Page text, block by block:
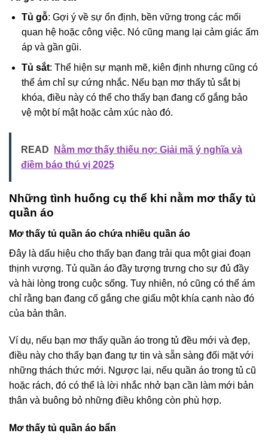
Tủ gỗ: Gợi ý về sự ổn định, bền vững trong các mối
quan hệ hoặc công việc. Nó cũng mang lại cảm giác ấm
áp và gần gũi.
Tủ sắt: Thể hiện sự mạnh mẽ, kiên định nhưng cũng có
thể ám chỉ sự cứng nhắc. Nếu bạn mơ thấy tủ sắt bị
khóa, điều này có thể cho thấy bạn đang cố gắng bảo
vệ một bí mật hoặc cảm xúc nào đó.
READ
Nằm mơ thấy thiếu nợ: Giải mã ý nghĩa và
điềm báo thú vị 2025
Những tình huống cụ thể khi nằm mơ thấy tủ
quần áo
Mơ thấy tủ quần áo chứa nhiều quần áo
Đây là dấu hiệu cho thấy bạn đang trải qua một giai đoạn
thịnh vượng. Tủ quần áo đầy tượng trưng cho sự đủ đầy
và hài lòng trong cuộc sống. Tuy nhiên, nó cũng có thể ám
chỉ rằng bạn đang cố gắng che giấu một khía cạnh nào đó
của bản thân.
Ví dụ, nếu bạn mơ thấy quần áo trong tủ đều mới và đẹp,
điều này cho thấy bạn đang tự tin và sẵn sàng đối mặt với
những thách thức mới. Ngược lại, nếu quần áo trong tủ cũ
hoặc rách, đó có thể là lời nhắc nhở bạn cần làm mới bản
thân và buông bỏ những điều không còn phù hợp.
Mơ thấy tủ quần áo bẩn